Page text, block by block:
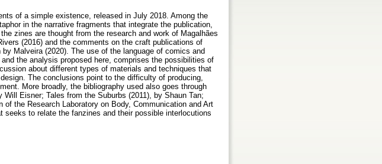
of a simple existence, released in July 2018. Among the
in the narrative fragments that integrate the publication,
zines are thought from the research and work of Magalhães
(2016) and the comments on the craft publications of
Malveira (2020). The use of the language of comics and
the analysis proposed here, comprises the possibilities of
about different types of materials and techniques that
The conclusions point to the difficulty of producing,
More broadly, the bibliography used also goes through
Eisner; Tales from the Suburbs (2011), by Shaun Tan;
the Research Laboratory on Body, Communication and Art
to relate the fanzines and their possible interlocutions